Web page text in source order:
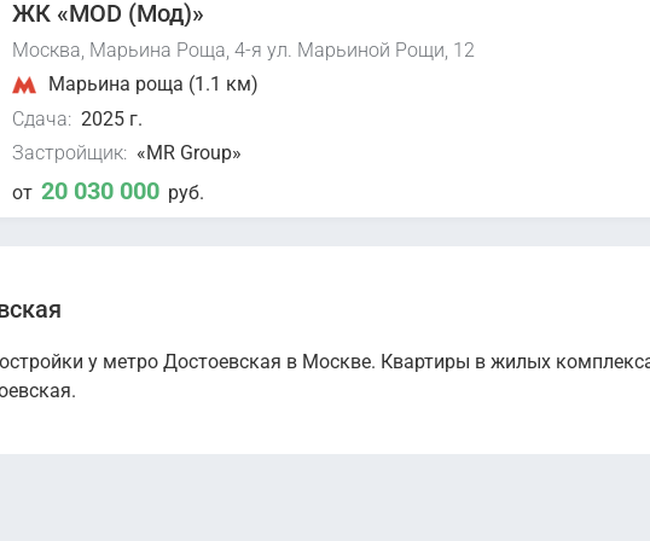
ЖК «MOD (Мод)»
Москва, Марьина Роща, 4-я ул. Марьиной Рощи, 12
Марьина роща (1.1 км)
Сдача: 2025 г.
Застройщик: «MR Group»
от 20 030 000 руб.
у метро Достоевская в Москве. Квартиры в жилых